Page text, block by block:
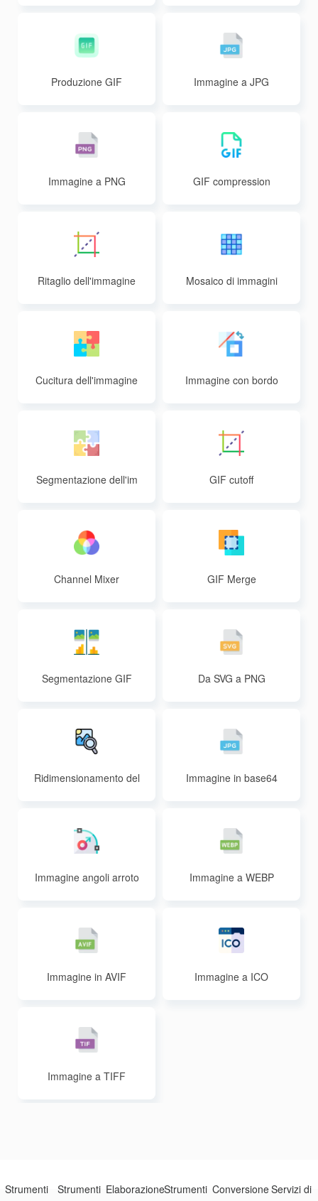
Produzione GIF Immagine a JPG
Immagine a PNG GIF compression
Ritaglio dell'immagine Mosaico di immagini
Cucitura dell'immagine Immagine con bordo
Segmentazione dell'im
GIF cutoff
Channel Mixer GIF Merge
Segmentazione GIF Da SVG a PNG
Ridimensionamento del
Immagine in base64
Immagine angoli arroto
Immagine a WEBP
Immagine in AVIF Immagine a ICO
Immagine a TIFF
Strumenti
Strumenti ElaborazioneStrumenti ConversioneServizi di